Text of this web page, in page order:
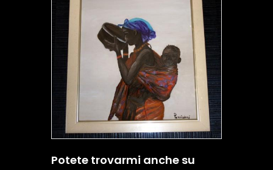
Potete trovarmi anche su